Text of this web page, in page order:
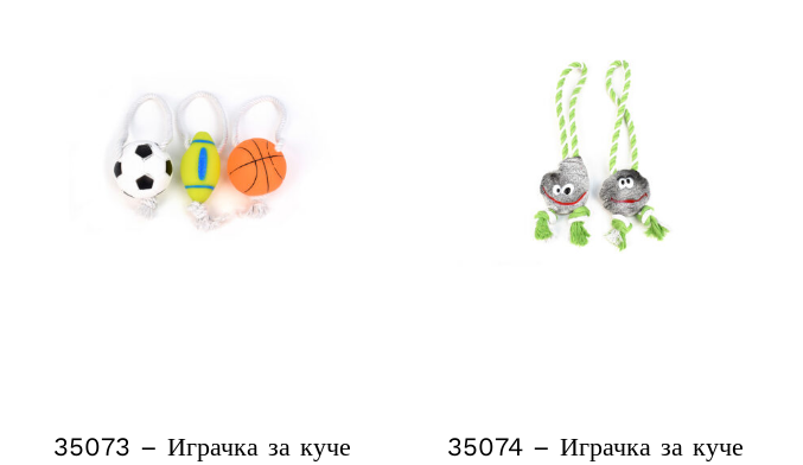
35073 – Играчка за куче
35074 – Играчка за куче